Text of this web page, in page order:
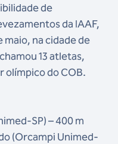
de
da IAAF,
maio, na cidade de
13 atletas,
olímpico do COB.
SP) – 400 m
(Orcampi Unimed-